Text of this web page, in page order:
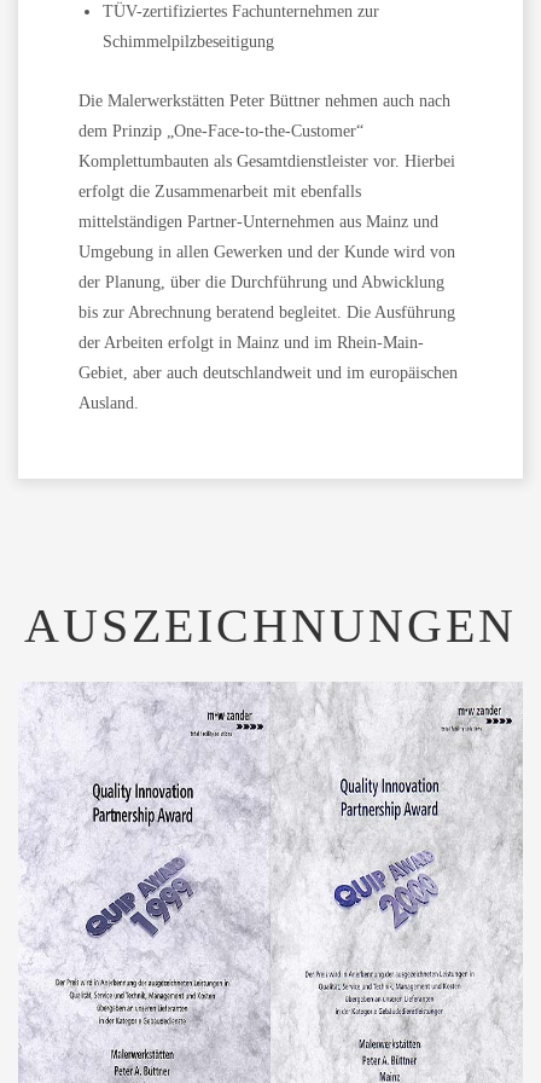
TÜV-zertifiziertes Fachunternehmen zur
Schimmelpilzbeseitigung
Die Malerwerkstätten Peter Büttner nehmen auch nach
dem Prinzip „One-Face-to-the-Customer“
Komplettumbauten als Gesamtdienstleister vor. Hierbei
erfolgt die Zusammenarbeit mit ebenfalls
mittelständigen Partner-Unternehmen aus Mainz und
Umgebung in allen Gewerken und der Kunde wird von
der Planung, über die Durchführung und Abwicklung
bis zur Abrechnung beratend begleitet. Die Ausführung
der Arbeiten erfolgt in Mainz und im Rhein-Main-
Gebiet, aber auch deutschlandweit und im europäischen
Ausland.
AUSZEICHNUNGEN